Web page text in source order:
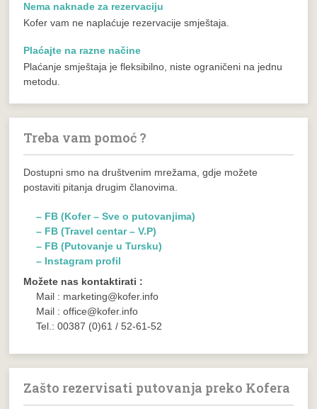
Nema naknade za rezervaciju
Kofer vam ne naplaćuje rezervacije smještaja.
Plaćajte na razne načine
Plaćanje smještaja je fleksibilno, niste ograničeni na jednu
metodu.
Treba vam pomoć ?
Dostupni smo na društvenim mrežama, gdje možete
postaviti pitanja drugim članovima.
– FB (Kofer – Sve o putovanjima)
– FB (Travel centar – V.P)
– FB (Putovanje u Tursku)
– Instagram profil
Možete nas kontaktirati :
Mail : marketing@kofer.info
Mail : office@kofer.info
Tel.: 00387 (0)61 / 52-61-52
Zašto rezervisati putovanja preko Kofera